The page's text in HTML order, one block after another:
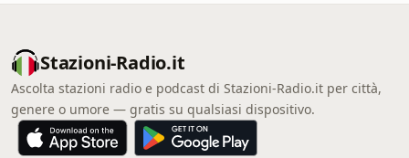
Stazioni-Radio.it
Ascolta stazioni radio e podcast di Stazioni-Radio.it per città,
genere o umore — gratis su qualsiasi dispositivo.